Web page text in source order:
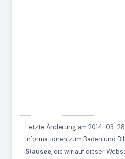
Letzte Änderung am 2014-03-28
Informationen zum Baden und
Stausee, die wir auf dieser